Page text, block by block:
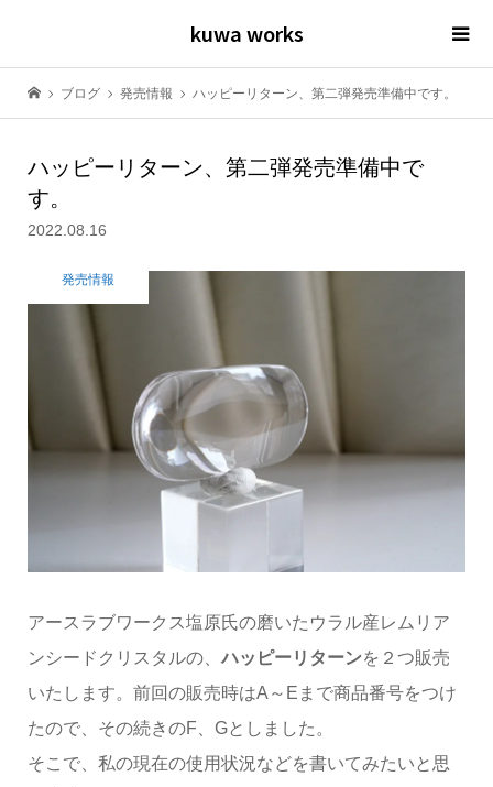
kuwa works
ブログ 発売情報 ハッピーリターン、第二弾発売準備中です。
ハッピーリターン、第二弾発売準備中で
す。
2022.08.16
発売情報
アースラブワークス塩原氏の磨いたウラル産レムリア
ンシードクリスタルの、ハッピーリターンを２つ販売
いたします。前回の販売時はA～Eまで商品番号をつけ
たので、その続きのF、Gとしました。
そこで、私の現在の使用状況などを書いてみたいと思